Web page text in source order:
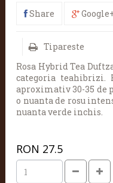
Share
Tipareste
Rosa Hybrid Tea
categoria
aproximativ 30-35 de
o nuanta de rosu
nuanta verde inchis.
RON 27.5